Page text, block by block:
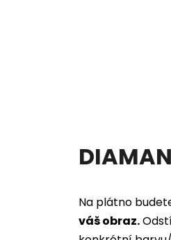
Na plátno
váš obraz.